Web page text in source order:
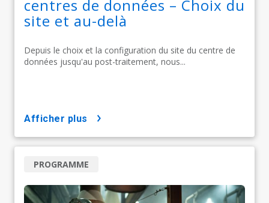
centres de données – Choix du
site et au-delà
Depuis le choix et la configuration du site du centre de
données jusqu'au post-traitement, nous...
afficher plus
PROGRAMME